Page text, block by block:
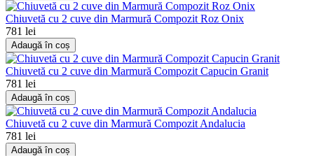
Chiuvetă cu 2 cuve din Marmură Compozit Roz Onix
781 lei
Adaugă în coș
Chiuvetă cu 2 cuve din Marmură Compozit Capucin Granit
781 lei
Adaugă în coș
Chiuvetă cu 2 cuve din Marmură Compozit Andalucia
781 lei
Adaugă în coș